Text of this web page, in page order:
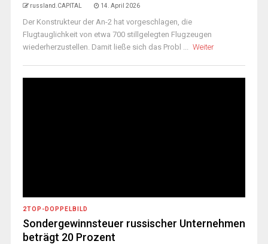
russland.CAPITAL 14. April 2026
Der Konstrukteur der An-2 hat vorgeschlagen, die
Flugtauglichkeit von etwa 700 stillgelegten Flugzeugen
wiederherzustellen. Damit ließe sich das Probl ... Weiter
2TOP-DOPPELBILD
Sondergewinnsteuer russischer Unternehmen
beträgt 20 Prozent